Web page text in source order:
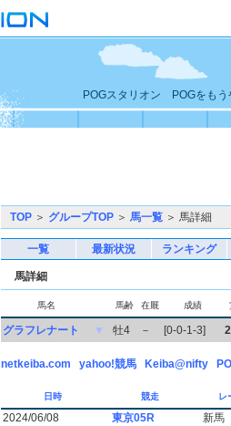
POGスタリオン POGをもう
TOP ＞ グループTOP ＞ 馬一覧 ＞ 馬詳細
一覧 最新状況 ランキング
馬詳細
馬名 馬齢 在厩 成績
グラフレナート ▼ 牡4 － [0-0-1-3]
netkeiba.com yahoo!競馬 Keiba@nifty
日時 競走 レ
2024/06/08 東京05R
新馬